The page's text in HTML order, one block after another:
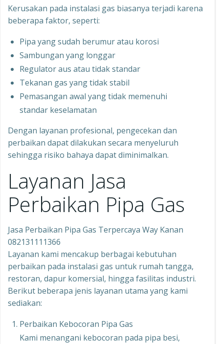
Kerusakan pada instalasi gas biasanya terjadi karena
beberapa faktor, seperti:
Pipa yang sudah berumur atau korosi
Sambungan yang longgar
Regulator aus atau tidak standar
Tekanan gas yang tidak stabil
Pemasangan awal yang tidak memenuhi
standar keselamatan
Dengan layanan profesional, pengecekan dan
perbaikan dapat dilakukan secara menyeluruh
sehingga risiko bahaya dapat diminimalkan.
Layanan Jasa
Perbaikan Pipa Gas
Jasa Perbaikan Pipa Gas Terpercaya Way Kanan
082131111366
Layanan kami mencakup berbagai kebutuhan
perbaikan pada instalasi gas untuk rumah tangga,
restoran, dapur komersial, hingga fasilitas industri.
Berikut beberapa jenis layanan utama yang kami
sediakan:
Perbaikan Kebocoran Pipa Gas
Kami menangani kebocoran pada pipa besi,